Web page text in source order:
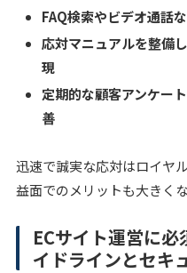
FAQ検索やビデオ通話
応対マニュアルを整備
現
定期的な顧客アンケー
善
迅速で誠実な応対はロイヤ
益面でのメリットも大きくな
ECサイト運営に
イドラインとセキ